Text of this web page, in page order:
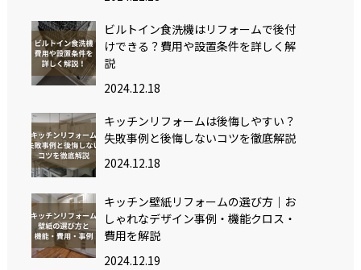
ビルトイン食洗機はリフォームで後付
けできる？費用や設置条件を詳しく解
説
2024.12.18
キッチンリフォームは後悔しやすい？
失敗事例と後悔しないコツを徹底解説
2024.12.18
キッチン壁紙リフォームの選び方｜お
しゃれなデザイン事例・機能クロス・
費用を解説
2024.12.19